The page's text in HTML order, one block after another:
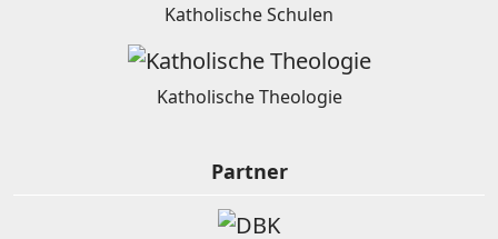
Katholische Schulen
Katholische Theologie
Partner